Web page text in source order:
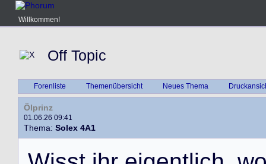
Willkommen!
Off Topic
Forenliste Themenübersicht Neues Thema
Ölprinz
01.06.26 09:41
Thema: Solex 4A1